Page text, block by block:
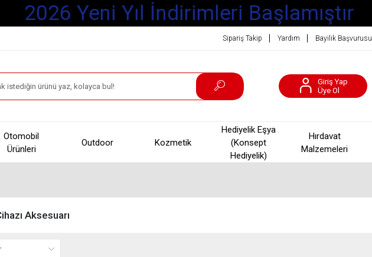
2026 Yeni Yıl İndirimleri Başlamıştır
Sipariş Takip Yardım Bayilik Başvurusu
Giriş Yap
Üye Ol
Otomobil
Ürünleri
Outdoor Kozmetik
Hediyelik Eşya
(Konsept
Hediyelik)
Hırdavat
Malzemeleri
Aksesuarı